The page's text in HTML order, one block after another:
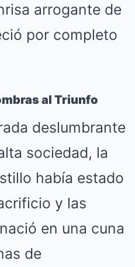
arrogante de
por completo
al Triunfo
deslumbrante
sociedad, la
había estado
y las
en una cuna
de